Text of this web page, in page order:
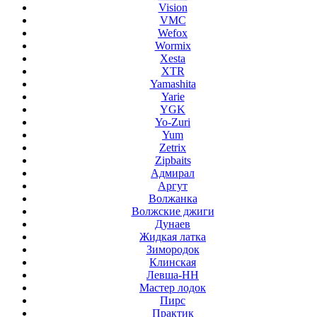
Vision
VMC
Wefox
Wormix
Xesta
XTR
Yamashita
Yarie
YGK
Yo-Zuri
Yum
Zetrix
Zipbaits
Адмирал
Аргут
Волжанка
Волжские джиги
Дунаев
Жидкая латка
Зимородок
Клинская
Левша-НН
Мастер лодок
Пирс
Практик